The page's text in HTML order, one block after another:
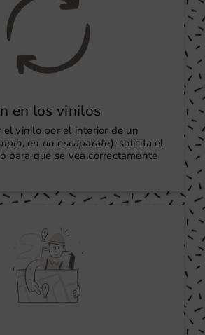
en los vinilos
el vinilo por el interior de un
en un escaparate), solicita el
para que se vea correctamente